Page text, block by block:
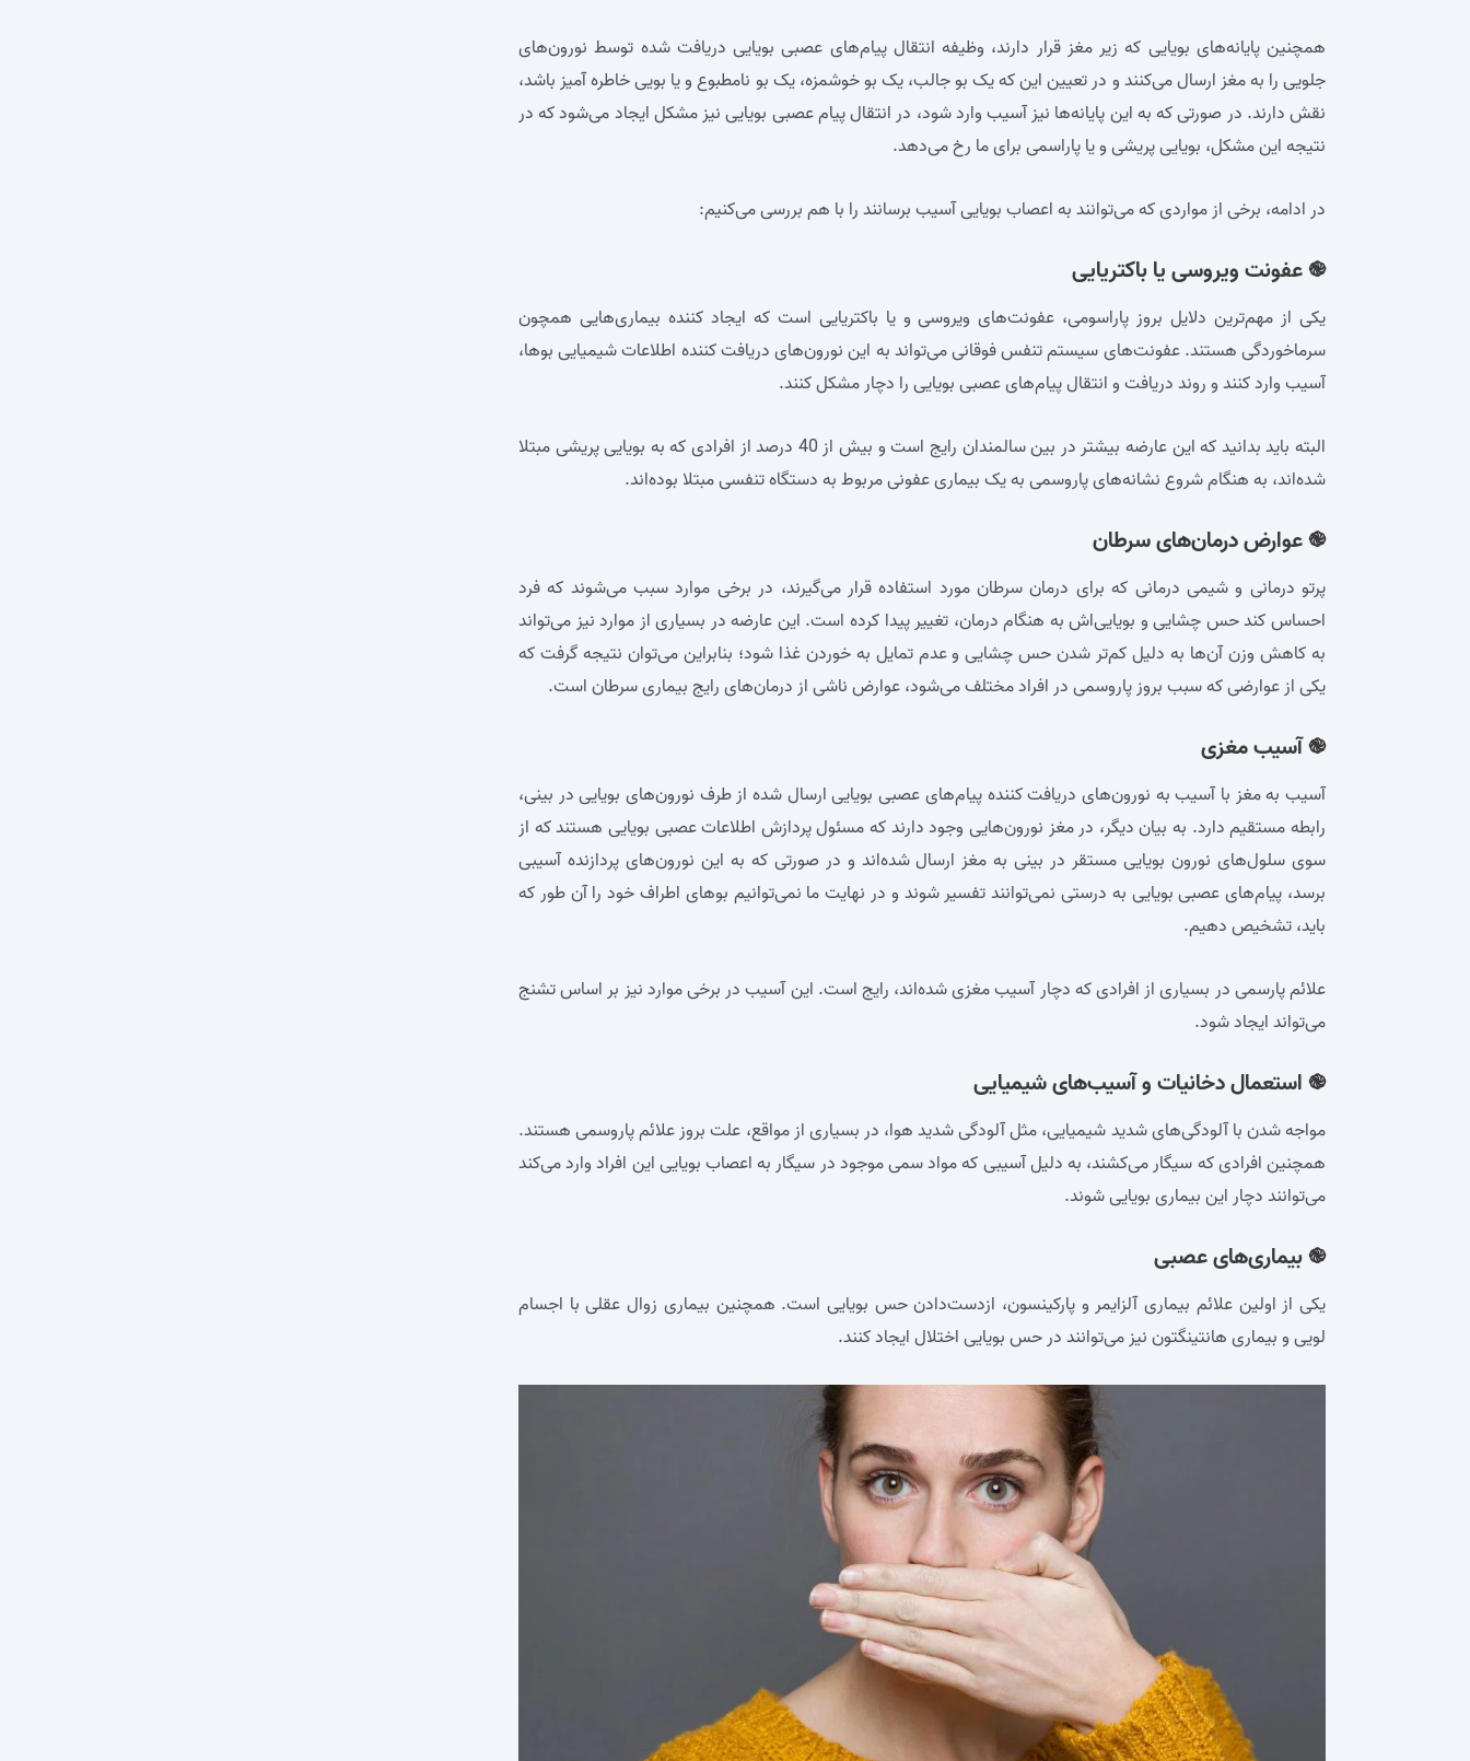
همچنین پایانه‌های بویایی که زیر مغز قرار دارند، وظیفه انتقال پیام‌های عصبی بویایی دریافت شده توسط نورون‌های
جلویی را به مغز ارسال می‌کنند و در تعیین این که یک بو جالب، یک بو خوشمزه، یک بو نامطبوع و یا بویی خاطره آمیز باشد،
نقش دارند. در صورتی که به این پایانه‌ها نیز آسیب وارد شود، در انتقال پیام عصبی بویایی نیز مشکل ایجاد می‌شود که در
نتیجه این مشکل، بویایی پریشی و یا پاراسمی برای ما رخ می‌دهد.
در ادامه، برخی از مواردی که می‌توانند به اعصاب بویایی آسیب برسانند را با هم بررسی می‌کنیم:
֎ عفونت ویروسی یا باکتریایی
یکی از مهم‌ترین دلایل بروز پاراسومی، عفونت‌های ویروسی و یا باکتریایی است که ایجاد کننده بیماری‌هایی همچون
سرماخوردگی هستند. عفونت‌های سیستم تنفس فوقانی می‌تواند به این نورون‌های دریافت کننده اطلاعات شیمیایی بوها،
آسیب وارد کنند و روند دریافت و انتقال پیام‌های عصبی بویایی را دچار مشکل کنند.
البته باید بدانید که این عارضه بیشتر در بین سالمندان رایج است و بیش از 40 درصد از افرادی که به بویایی پریشی مبتلا
شده‌اند، به هنگام شروع نشانه‌های پاروسمی به یک بیماری عفونی مربوط به دستگاه تنفسی مبتلا بوده‌اند.
֎ عوارض درمان‌های سرطان
پرتو درمانی و شیمی درمانی که برای درمان سرطان مورد استفاده قرار می‌گیرند، در برخی موارد سبب می‌شوند که فرد
احساس کند حس چشایی و بویایی‌اش به هنگام درمان، تغییر پیدا کرده است. این عارضه در بسیاری از موارد نیز می‌تواند
به کاهش وزن آن‌ها به دلیل کم‌تر شدن حس چشایی و عدم تمایل به خوردن غذا شود؛ بنابراین می‌توان نتیجه گرفت که
یکی از عوارضی که سبب بروز پاروسمی در افراد مختلف می‌شود، عوارض ناشی از درمان‌های رایج بیماری سرطان است.
֎ آسیب مغزی
آسیب به مغز با آسیب به نورون‌های دریافت کننده پیام‌های عصبی بویایی ارسال شده از طرف نورون‌های بویایی در بینی،
رابطه مستقیم دارد. به بیان دیگر، در مغز نورون‌هایی وجود دارند که مسئول پردازش اطلاعات عصبی بویایی هستند که از
سوی سلول‌های نورون بویایی مستقر در بینی به مغز ارسال شده‌اند و در صورتی که به این نورون‌های پردازنده آسیبی
برسد، پیام‌های عصبی بویایی به درستی نمی‌توانند تفسیر شوند و در نهایت ما نمی‌توانیم بوهای اطراف خود را آن طور که
باید، تشخیص دهیم.
علائم پارسمی در بسیاری از افرادی که دچار آسیب مغزی شده‌اند، رایج است. این آسیب در برخی موارد نیز بر اساس تشنج
می‌تواند ایجاد شود.
֎ استعمال دخانیات و آسیب‌های شیمیایی
مواجه شدن با آلودگی‌های شدید شیمیایی، مثل آلودگی شدید هوا، در بسیاری از مواقع، علت بروز علائم پاروسمی هستند.
همچنین افرادی که سیگار می‌کشند، به دلیل آسیبی که مواد سمی موجود در سیگار به اعصاب بویایی این افراد وارد می‌کند
می‌توانند دچار این بیماری بویایی شوند.
֎ بیماری‌های عصبی
یکی از اولین علائم بیماری آلزایمر و پارکینسون، ازدست‌دادن حس بویایی است. همچنین بیماری زوال عقلی با اجسام
لویی و بیماری هانتینگتون نیز می‌توانند در حس بویایی اختلال ایجاد کنند.